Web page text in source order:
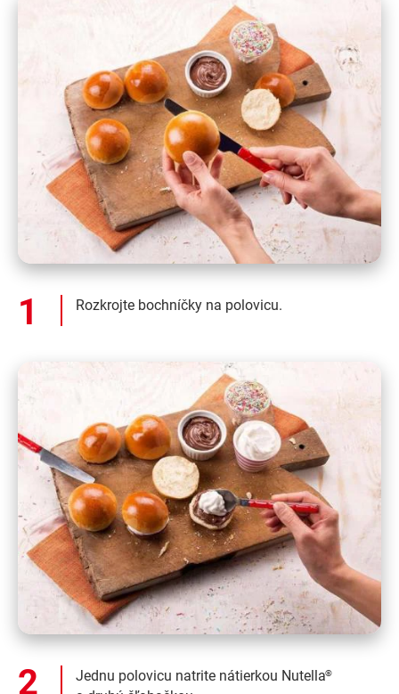
Rozkrojte bochníčky na polovicu.
Jednu polovicu natrite nátierkou Nutella®